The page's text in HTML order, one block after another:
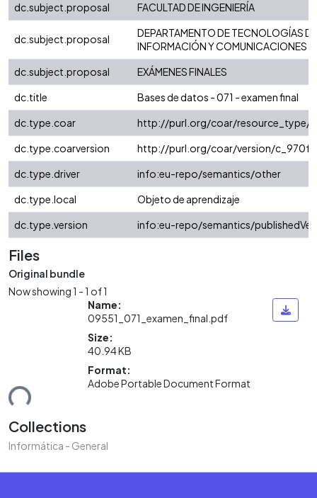
dc.subject.proposal
FACULTAD DE INGENIERÍA
dc.subject.proposal
DEPARTAMENTO DE TECNOLOGÍAS DE
INFORMACIÓN Y COMUNICACIONES
dc.subject.proposal
EXÁMENES FINALES
dc.title
Bases de datos - 071 - examen final
dc.type.coar
http://purl.org/coar/resource_type/
dc.type.coarversion
http://purl.org/coar/version/
dc.type.driver
info:eu-repo/semantics/other
dc.type.local
Objeto de aprendizaje
dc.type.version
info:eu-repo/semantics/
Files
Original bundle
Now showing1 - 1 of 1
Name:
09551_071_examen_final.pdf
Size:
40.94 KB
Format:
Adobe Portable Document Format
Collections
Informática - General